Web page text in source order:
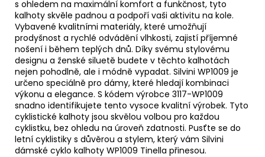
s ohledem na maximální komfort a funkčnost, tyto
kalhoty skvěle padnou a podpoří vaši aktivitu na kole.
Vybavené kvalitními materiály, které umožňují
prodyšnost a rychlé odvádění vlhkosti, zajistí příjemné
nošení i během teplých dnů. Díky svému stylovému
designu a ženské siluetě budete v těchto kalhotách
nejen pohodlně, ale i módně vypadat. Silvini WP1009 je
určeno speciálně pro dámy, které hledají kombinaci
výkonu a elegance. S kódem výrobce 3117-WP1009
snadno identifikujete tento vysoce kvalitní výrobek. Tyto
cyklistické kalhoty jsou skvělou volbou pro každou
cyklistku, bez ohledu na úroveň zdatnosti. Pusťte se do
letní cyklistiky s důvěrou a stylem, který vám Silvini
dámské cyklo kalhoty WP1009 Tinella přinesou.